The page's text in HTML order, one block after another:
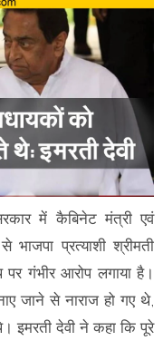
में कैबिनेट मंत्री एवं
भाजपा प्रत्याशी श्रीमती
पर गंभीर आरोप लगाया है।
जाने से नाराज हो गए थे,
इमरती देवी ने कहा कि पूरे